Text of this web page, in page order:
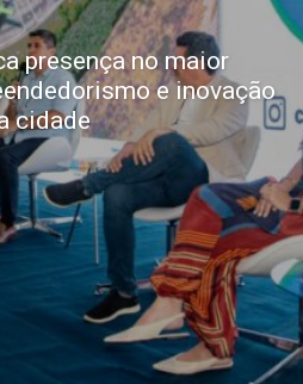
presença no maior
e inovação
cidade